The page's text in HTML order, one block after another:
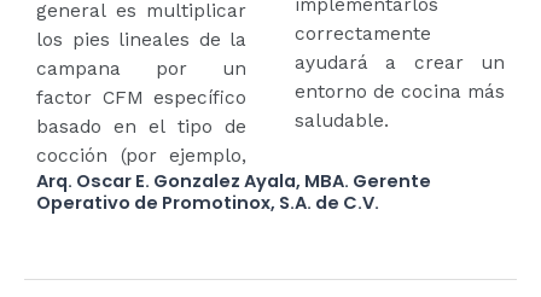
general es multiplicar
los pies lineales de la
campana por un
factor CFM específico
basado en el tipo de
cocción (por ejemplo,
implementarlos
correctamente
ayudará a crear un
entorno de cocina más
saludable.
Arq. Oscar E. Gonzalez Ayala, MBA. Gerente
Operativo de Promotinox, S.A. de C.V.